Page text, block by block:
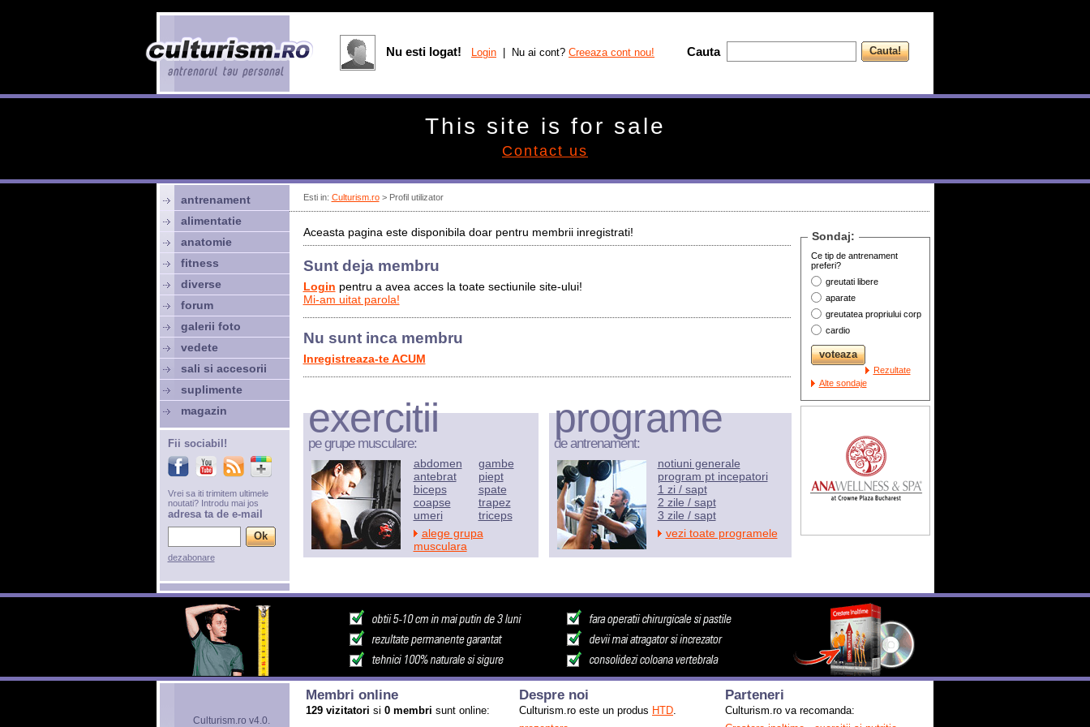
Esti in: Culturism.ro> Profil utilizator
Aceasta pagina este disponibila doar pentru membrii inregistrati!
Sunt deja membru
Login pentru a avea acces la toate sectiunile site-ului!
Mi-am uitat parola!
Nu sunt inca membru
Inregistreaza-te ACUM
Sondaj:
Ce tip de antrenament
preferi?
greutati libere
aparate
greutatea propriului corp
cardio
Rezultate
Alte sondaje
exercitii
pe grupe musculare:
abdomen
antebrat
biceps
coapse
umeri
gambe
piept
spate
trapez
triceps
alege grupa
musculara
programe
de antrenament:
notiuni generale
program pt incepatori
1 zi / sapt
2 zile / sapt
3 zile / sapt
vezi toate programele
antrenament
alimentatie
anatomie
fitness
diverse
forum
galerii foto
vedete
sali si accesorii
suplimente
magazin
Fii sociabil!
Vrei sa iti trimitem ultimele
noutati? Introdu mai jos
adresa ta de e-mail
dezabonare
Culturism.ro v4.0.
Membri online
129 vizitatori si 0 membri sunt online:
Despre noi
Culturism.ro este un produs HTD.
Parteneri
Culturism.ro va recomanda:
Nu esti logat! Login | Nu ai cont? Creeaza cont nou! Cauta
This site is for sale
Contact us